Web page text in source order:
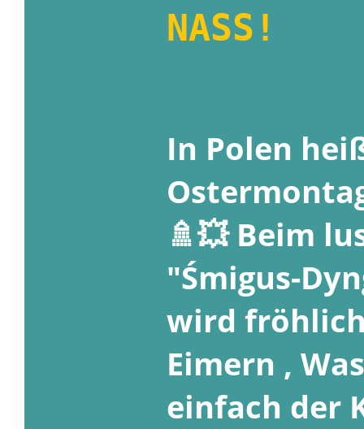
NASS!
In Polen
🚿💥 Beim
"Śmigus-
wird
Eimern ,
einfach der